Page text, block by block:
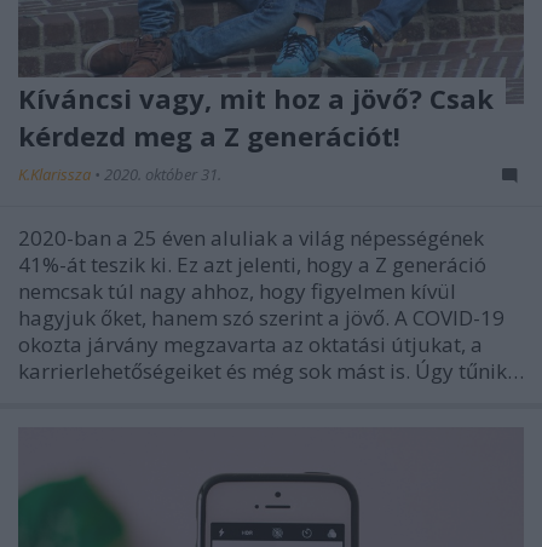
Kíváncsi vagy, mit hoz a jövő? Csak
kérdezd meg a Z generációt!
K.Klarissza • 2020. október 31.
2020-ban a 25 éven aluliak a világ népességének
41%-át teszik ki. Ez azt jelenti, hogy a Z generáció
nemcsak túl nagy ahhoz, hogy figyelmen kívül
hagyjuk őket, hanem szó szerint a jövő. A COVID-19
okozta járvány megzavarta az oktatási útjukat, a
karrierlehetőségeiket és még sok mást is. Úgy tűnik…